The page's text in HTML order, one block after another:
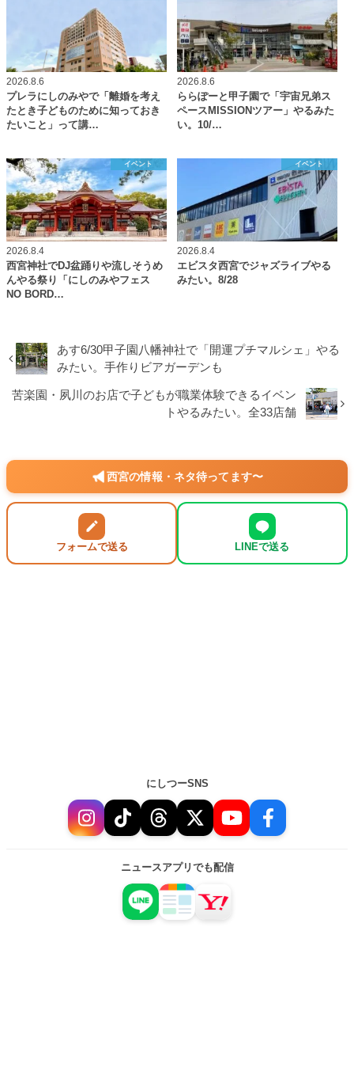
2026.8.6
プレラにしのみやで「離婚を考え
たとき子どものために知っておき
たいこと」って講…
2026.8.6
ららぽーと甲子園で「宇宙兄弟ス
ペースMISSIONツアー」やるみた
い。10/…
イベント
2026.8.4
西宮神社でDJ盆踊りや流しそうめ
んやる祭り「にしのみやフェス
NO BORD…
イベント
2026.8.4
エビスタ西宮でジャズライブやる
みたい。8/28
あす6/30甲子園八幡神社で「開運プチマルシェ」やる
みたい。手作りビアガーデンも
苦楽園・夙川のお店で子どもが職業体験できるイベン
トやるみたい。全33店舗
西宮の情報・ネタ待ってます〜
フォームで送る LINEで送る
にしつーSNS
ニュースアプリでも配信